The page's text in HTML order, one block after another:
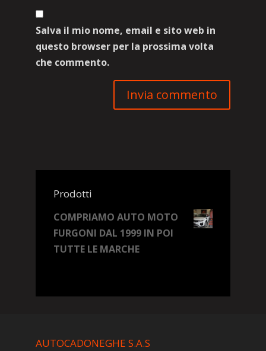
Salva il mio nome, email e sito web in
questo browser per la prossima volta
che commento.
Prodotti
COMPRIAMO AUTO MOTO
FURGONI DAL 1999 IN POI
TUTTE LE MARCHE
AUTOCADONEGHE S.A.S